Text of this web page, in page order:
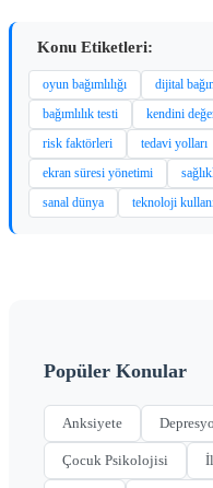
Konu Etiketleri:
oyun bağımlılığı dijital
bağımlılık testi
kendini
risk faktörleri
tedavi yolları
ekran süresi yönetimi
sanal dünya
teknoloji
Popüler Konular
Anksiyete
Çocuk Psikolojisi